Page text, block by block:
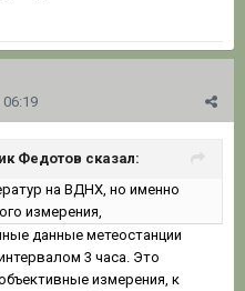
06:19
Федотов сказал:
на ВДНХ, но именно
измерения,
данные метеостанции
3 часа. Это
измерения, к